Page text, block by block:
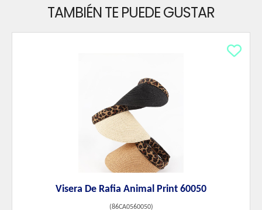
TAMBIÉN TE PUEDE GUSTAR
Visera De Rafia Animal Print 60050
(86CA0560050)